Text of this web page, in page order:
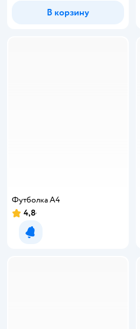
В корзину
Футболка А4
4,8
Уведомить о появлении